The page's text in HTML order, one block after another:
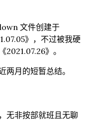
文件创建于
》，不过被我硬
》。
两月的短暂总结。
无非按部就班且无聊